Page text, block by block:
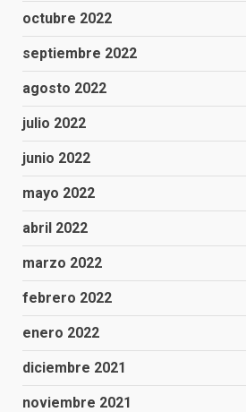
octubre 2022
septiembre 2022
agosto 2022
julio 2022
junio 2022
mayo 2022
abril 2022
marzo 2022
febrero 2022
enero 2022
diciembre 2021
noviembre 2021